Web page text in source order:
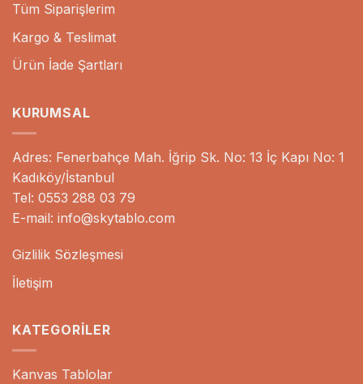
Tüm Siparişlerim
Kargo & Teslimat
Ürün İade Şartları
KURUMSAL
Adres: Fenerbahçe Mah. İğrip Sk. No: 13 İç Kapı No: 1
Kadıköy/İstanbul
Tel: 0553 288 03 79
E-mail: info@skytablo.com
Gizlilik Sözleşmesi
İletişim
KATEGORILER
Kanvas Tablolar